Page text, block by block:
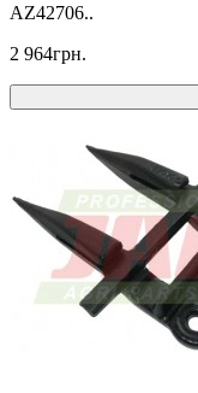
AZ42706..
2 964грн.